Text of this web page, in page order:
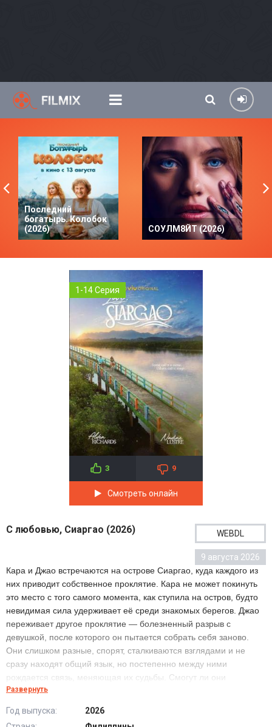
Последний
богатырь. Колобок
(2026)
СОУЛМ8ЙТ (2026)
1-14 Серия
3 9
Смотреть онлайн
С любовью, Сиаргао (2026) WEBDL
9 августа 2026
Кара и Джао встречаются на острове Сиаргао, куда каждого из
них приводит собственное проклятие. Кара не может покинуть
это место с того самого момента, как ступила на остров, будто
невидимая сила удерживает её среди знакомых берегов. Джао
переживает другое проклятие — болезненный разрыв с
девушкой, после которого он пытается собрать себя заново.
Они слишком разные, спорят, сталкиваются взглядами и не
сразу находят общий язык, но постепенно между ними
рождается связь, меняющая их судьбы. Смогут ли они
избавиться от прошлого и понять, что привело их друг к другу?
Развернуть
Год выпуска:
2026